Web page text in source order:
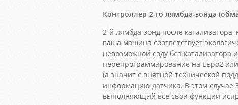
Контроллер 2-го лямбда-зонда
2-й лямбда-зонд после
ваша машина соответствует
невозможной езду без катализатора
перепрограммирование на Евро2
(а значит с внятной технической
информацию датчика. В этом случае
выполняющий все свои функции